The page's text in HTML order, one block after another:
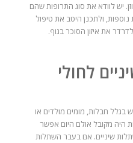
יש לוודא את סוג התרופות שהם
ולתכנן היטב את טיפול
את איזון הסוכר בגוף.
לחולי
בגלל חבלות, מומים מולדים או
היה מקובל אולם היום אפשר
שיניים. אם בעבר השתלות